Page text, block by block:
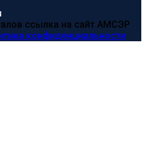
ссылка на сайт АМСЭР
конфиденциальности